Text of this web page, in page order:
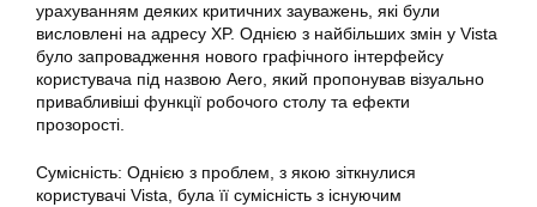
урахуванням деяких критичних зауважень, які були
висловлені на адресу XP. Однією з найбільших змін у Vista
було запровадження нового графічного інтерфейсу
користувача під назвою Aero, який пропонував візуально
привабливіші функції робочого столу та ефекти
прозорості.
Сумісність: Однією з проблем, з якою зіткнулися
користувачі Vista, була її сумісність з існуючим